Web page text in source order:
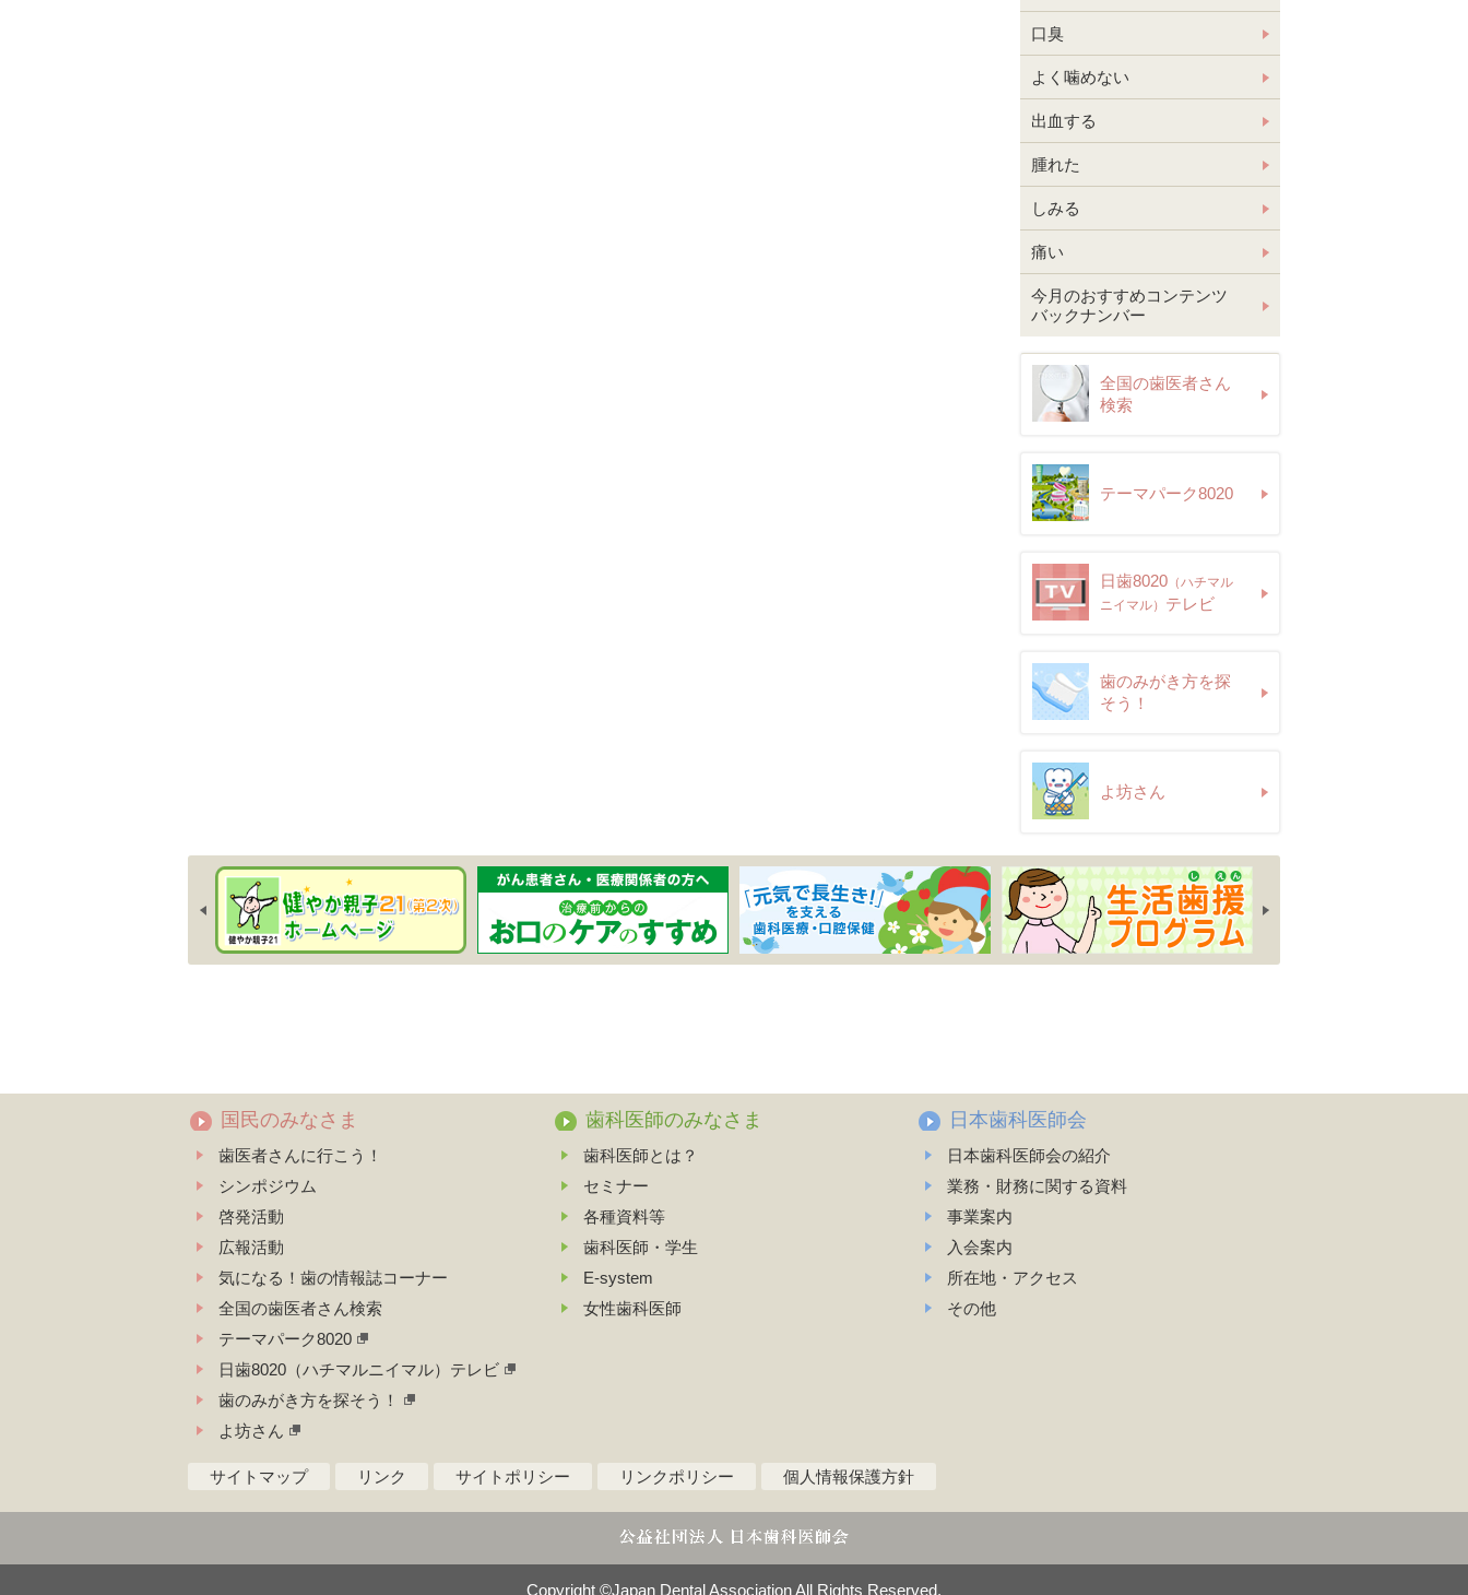
口臭
よく噛めない
出血する
腫れた
しみる
痛い
今月のおすすめコンテンツ
バックナンバー
全国の歯医者さん
検索
テーマパーク8020
日歯8020 （ハチマル
ニイマル） テレビ
歯のみがき方を探
そう！
よ坊さん
国民のみなさま
歯医者さんに行こう！
シンポジウム
啓発活動
広報活動
気になる！歯の情報誌コーナー
全国の歯医者さん検索
テーマパーク8020
日歯8020（ハチマルニイマル）テレビ
歯のみがき方を探そう！
よ坊さん
歯科医師のみなさま
歯科医師とは？
セミナー
各種資料等
歯科医師・学生
E-system
女性歯科医師
日本歯科医師会
日本歯科医師会の紹介
業務・財務に関する資料
事業案内
入会案内
所在地・アクセス
その他
サイトマップ リンク サイトポリシー リンクポリシー 個人情報保護方針
Copyright ©Japan Dental Association All Rights Reserved.